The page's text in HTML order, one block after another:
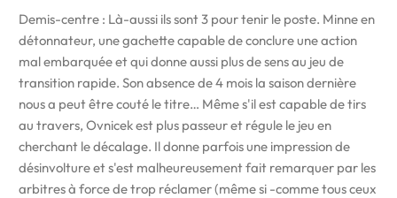
Demis-centre : Là-aussi ils sont 3 pour tenir le poste. Minne en
détonnateur, une gachette capable de conclure une action
mal embarquée et qui donne aussi plus de sens au jeu de
transition rapide. Son absence de 4 mois la saison dernière
nous a peut être couté le titre… Même s'il est capable de tirs
au travers, Ovnicek est plus passeur et régule le jeu en
cherchant le décalage. Il donne parfois une impression de
désinvolture et s'est malheureusement fait remarquer par les
arbitres à force de trop réclamer (même si -comme tous ceux